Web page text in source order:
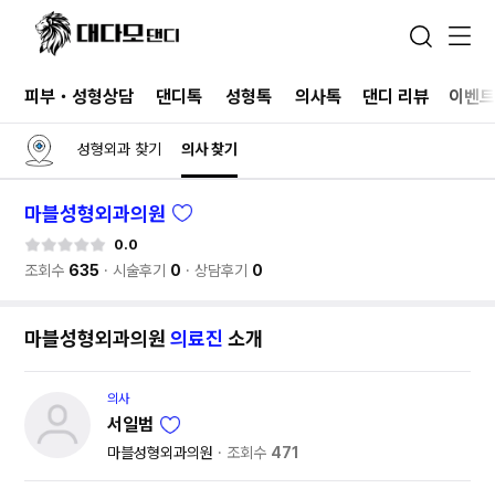
피부・성형상담 댄디톡 성형톡 의사톡 댄디 리뷰 이벤트
성형외과 찾기 의사 찾기
마블성형외과의원
0.0
조회수 635 시술후기 0 상담후기 0
마블성형외과의원 의료진 소개
의사
서일범
마블성형외과의원 조회수 471